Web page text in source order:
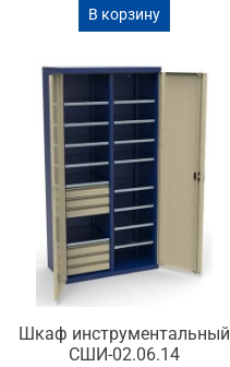
В корзину
Шкаф инструментальный
СШИ-02.06.14